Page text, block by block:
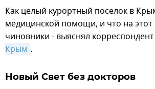
Как целый курортный поселок в
медицинской помощи, и что на этот
чиновники - выяснял корреспондент
Крым .
Новый Свет без докторов